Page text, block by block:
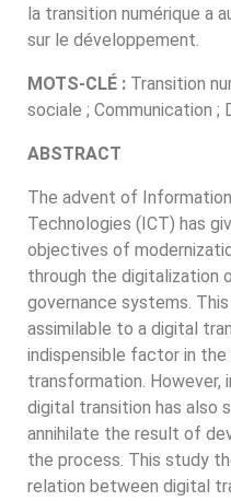
la transition numérique a
sur le développement.
MOTS-CLÉ : Transition
sociale ; Communication ;
ABSTRACT
The advent of
Technologies (ICT) has
objectives of
through the digitalization
governance systems.
assimilable to a digital
indispensible factor in
transformation. However,
digital transition has also
annihilate the result of
the process. This study
relation between digital